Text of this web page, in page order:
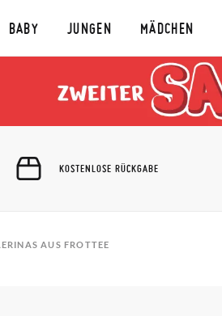
BABY JUNGEN MÄDCHEN
KOSTENLOSE RÜCKGABE
AUS FROTTEE